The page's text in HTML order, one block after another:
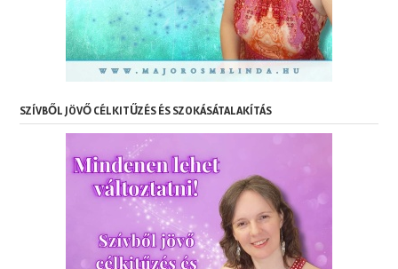
SZÍVBŐL JÖVŐ CÉLKITŰZÉS ÉS SZOKÁSÁTALAKÍTÁS